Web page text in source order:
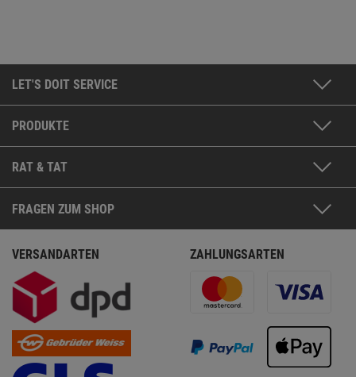
LET'S DOIT SERVICE
PRODUKTE
RAT & TAT
FRAGEN ZUM SHOP
VERSANDARTEN ZAHLUNGSARTEN